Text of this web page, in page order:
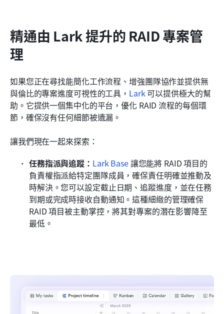
精通由 Lark 提升的 RAID 專案管
理
如果您正在尋找能簡化工作流程、增強團隊協作並提供無
與倫比的專案進度可視性的工具， Lark 可以提供極大的幫
助。它提供一個集中化的平台，優化 RAID 流程的每個環
節，確保沒有任何細節被遺漏。
讓我們現在一起來探索：
任務指派與追蹤： Lark Base 讓您能將 RAID 項目的
負責權指派給特定團隊成員，確保責任明確並推動及
時解決。您可以設定截止日期、追蹤進度，並在任務
到期或完成時接收自動通知。這種細緻的管理確保
RAID 項目被主動掌控，將其對專案的潛在影響降至
最低。